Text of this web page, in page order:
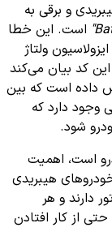
و برقی به
است. این خطا
ولتاژ
کد بیان می‌کند
داده است که بین
وجود دارد که
شود.
است، اهمیت
هیبریدی
دارند و هر
از کار افتادن